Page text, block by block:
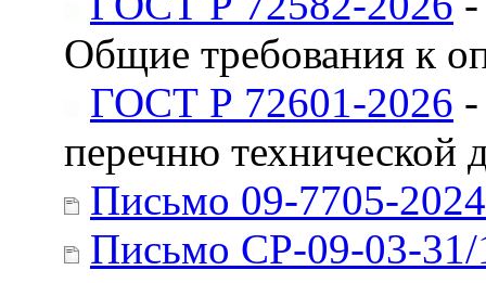
Общие требования к
ГОСТ Р 72601-2026
перечню технической
Письмо 09-7705-
Письмо СР-09-03-31/